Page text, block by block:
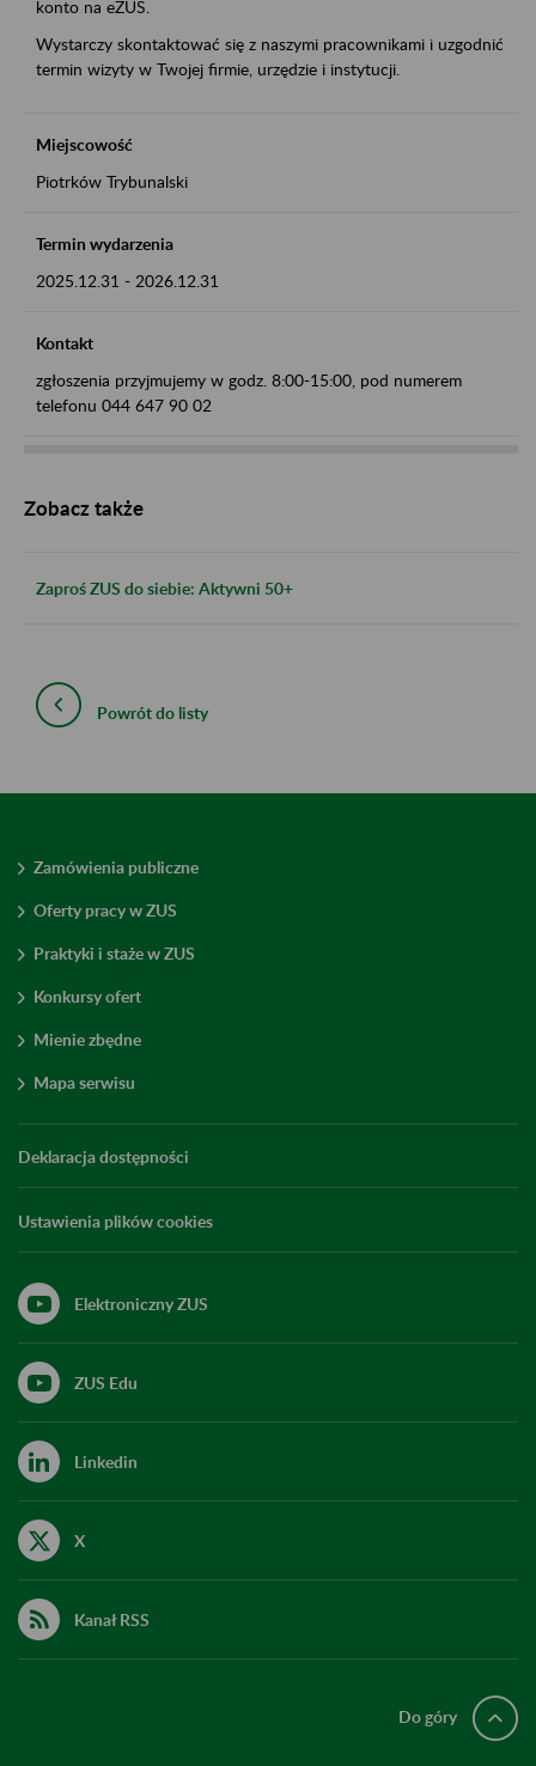
konto na eZUS.
Wystarczy skontaktować się z naszymi pracownikami i uzgodnić
termin wizyty w Twojej firmie, urzędzie i instytucji.
Miejscowość
Piotrków Trybunalski
Termin wydarzenia
2025.12.31 - 2026.12.31
Kontakt
zgłoszenia przyjmujemy w godz. 8:00-15:00, pod numerem
telefonu 044 647 90 02
Zobacz także
Zaproś ZUS do siebie: Aktywni 50+
Powrót do listy
Zamówienia publiczne
Oferty pracy w ZUS
Praktyki i staże w ZUS
Konkursy ofert
Mienie zbędne
Mapa serwisu
Deklaracja dostępności
Ustawienia plików cookies
Elektroniczny ZUS
ZUS Edu
Linkedin
X
Kanał RSS
Do góry